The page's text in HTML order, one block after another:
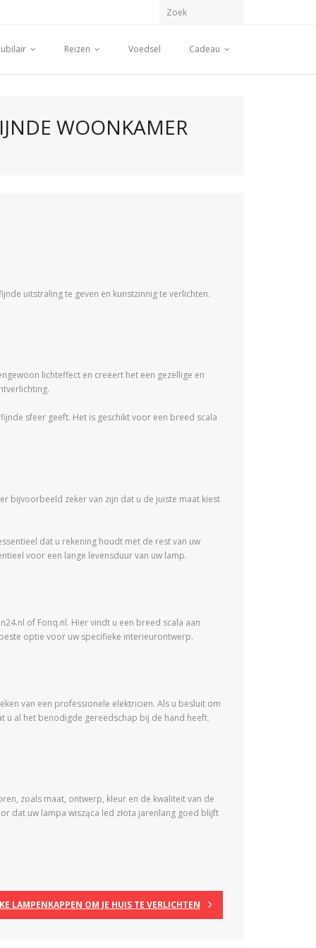
Reizen Voedsel Cadeau
WOONKAMER
uitstraling te geven en kunstzinnig te verlichten.
lichteffect en creëert het een gezellige en
sfeer geeft. Het is geschikt voor een breed scala
bijvoorbeeld zeker van zijn dat u de juiste maat kiest
dat u rekening houdt met de rest van uw
voor een lange levensduur van uw lamp.
of Fonq.nl. Hier vindt u een breed scala aan
optie voor uw specifieke interieurontwerp.
van een professionele elektricien. Als u besluit om
al het benodigde gereedschap bij de hand heeft.
zoals maat, ontwerp, kleur en de kwaliteit van de
dat uw lampa wisząca led złota jarenlang goed blijft
LAMPENKAPPEN OM JE HUIS TE VERLICHTEN